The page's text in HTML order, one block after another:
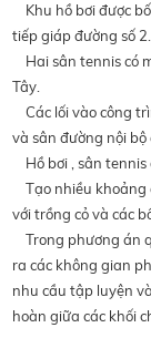
Khu hồ bơi được
tiếp giáp đường số 2.
Hai sân tennis có
Tây.
Các lối vào công
và sân đường nội bộ
Hồ bơi , sân tennis
Tạo nhiều khoảng
với trồng cỏ và các
Trong phương án
ra các không gian
nhu cầu tập luyện
hoàn giữa các khối